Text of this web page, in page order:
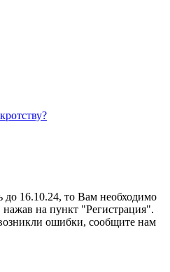
до 16.10.24, то Вам необходимо
на пункт "Регистрация".
ошибки, сообщите нам